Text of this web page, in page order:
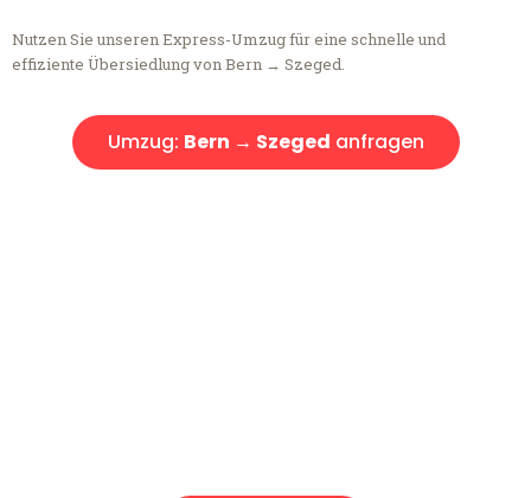
Nutzen Sie unseren Express-Umzug für eine schnelle und
effiziente Übersiedlung von Bern → Szeged.
Umzug: Bern → Szeged anfragen